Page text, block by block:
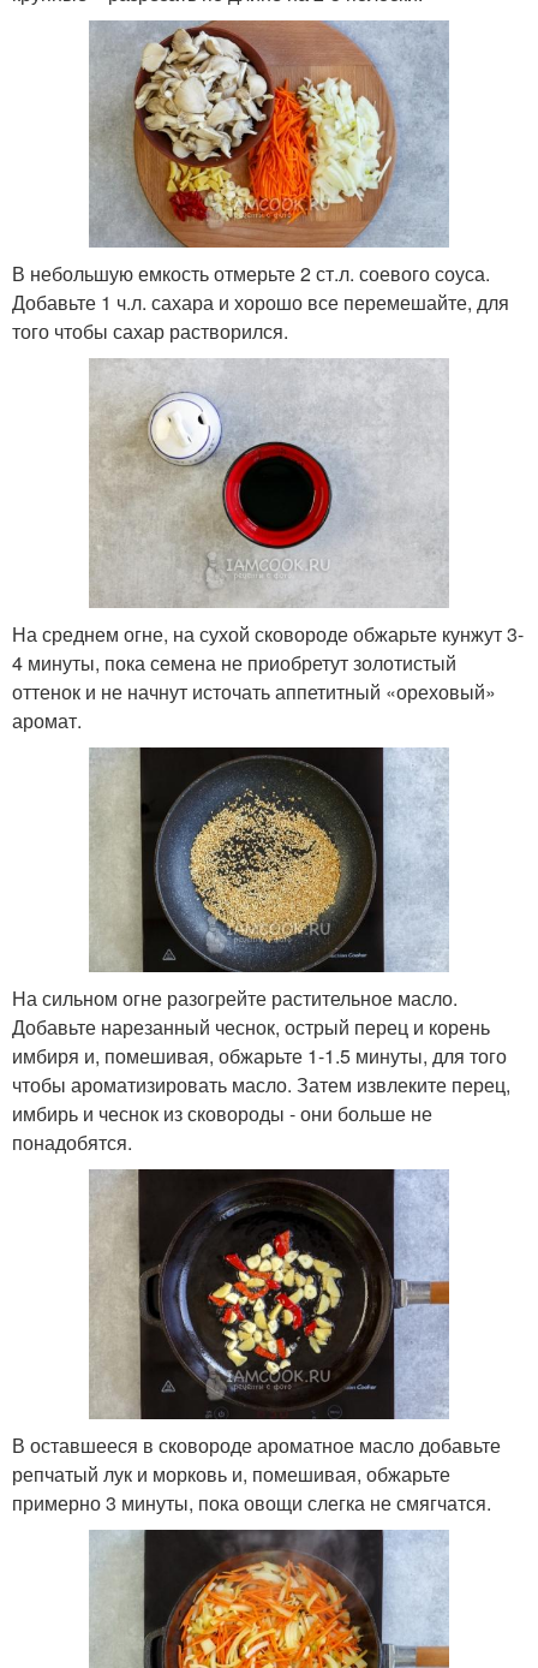
В небольшую емкость отмерьте 2 ст.л. соевого соуса.
Добавьте 1 ч.л. сахара и хорошо все перемешайте, для
того чтобы сахар растворился.
На среднем огне, на сухой сковороде обжарьте кунжут 3-
4 минуты, пока семена не приобретут золотистый
оттенок и не начнут источать аппетитный «ореховый»
аромат.
На сильном огне разогрейте растительное масло.
Добавьте нарезанный чеснок, острый перец и корень
имбиря и, помешивая, обжарьте 1-1.5 минуты, для того
чтобы ароматизировать масло. Затем извлеките перец,
имбирь и чеснок из сковороды - они больше не
понадобятся.
В оставшееся в сковороде ароматное масло добавьте
репчатый лук и морковь и, помешивая, обжарьте
примерно 3 минуты, пока овощи слегка не смягчатся.